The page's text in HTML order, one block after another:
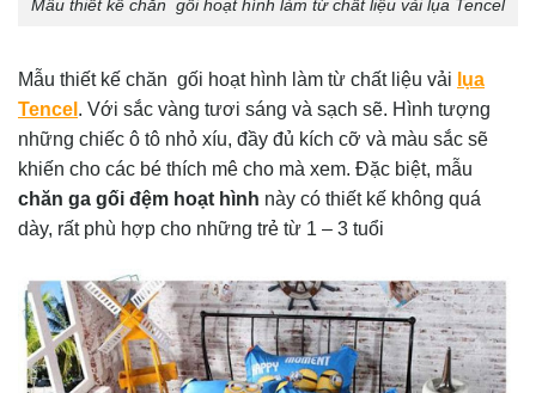
Mẫu thiết kế chăn gối hoạt hình làm từ chất liệu vải lụa Tencel
Mẫu thiết kế chăn gối hoạt hình làm từ chất liệu vải lụa
Tencel . Với sắc vàng tươi sáng và sạch sẽ. Hình tượng
những chiếc ô tô nhỏ xíu, đầy đủ kích cỡ và màu sắc sẽ
khiến cho các bé thích mê cho mà xem. Đặc biệt, mẫu
chăn ga gối đệm hoạt hình này có thiết kế không quá
dày, rất phù hợp cho những trẻ từ 1 – 3 tuổi